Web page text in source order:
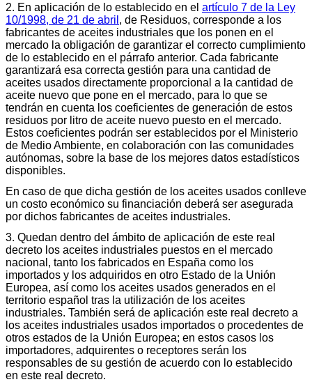
2. En aplicación de lo establecido en el artículo 7 de la Ley
10/1998, de 21 de abril , de Residuos, corresponde a los
fabricantes de aceites industriales que los ponen en el
mercado la obligación de garantizar el correcto cumplimiento
de lo establecido en el párrafo anterior. Cada fabricante
garantizará esa correcta gestión para una cantidad de
aceites usados directamente proporcional a la cantidad de
aceite nuevo que pone en el mercado, para lo que se
tendrán en cuenta los coeficientes de generación de estos
residuos por litro de aceite nuevo puesto en el mercado.
Estos coeficientes podrán ser establecidos por el Ministerio
de Medio Ambiente, en colaboración con las comunidades
autónomas, sobre la base de los mejores datos estadísticos
disponibles.
En caso de que dicha gestión de los aceites usados conlleve
un costo económico su financiación deberá ser asegurada
por dichos fabricantes de aceites industriales.
3. Quedan dentro del ámbito de aplicación de este real
decreto los aceites industriales puestos en el mercado
nacional, tanto los fabricados en España como los
importados y los adquiridos en otro Estado de la Unión
Europea, así como los aceites usados generados en el
territorio español tras la utilización de los aceites
industriales. También será de aplicación este real decreto a
los aceites industriales usados importados o procedentes de
otros estados de la Unión Europea; en estos casos los
importadores, adquirentes o receptores serán los
responsables de su gestión de acuerdo con lo establecido
en este real decreto.